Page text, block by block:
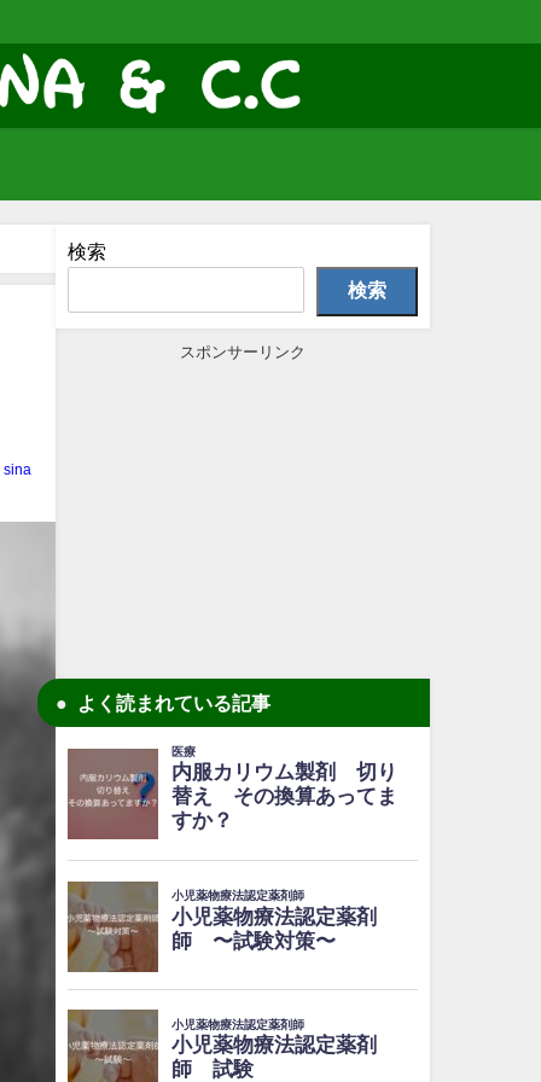
sina
検索
検索
スポンサーリンク
よく読まれている記事